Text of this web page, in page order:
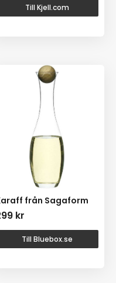
Till Kjell.com
från Sagaform
kr
Till Bluebox.se